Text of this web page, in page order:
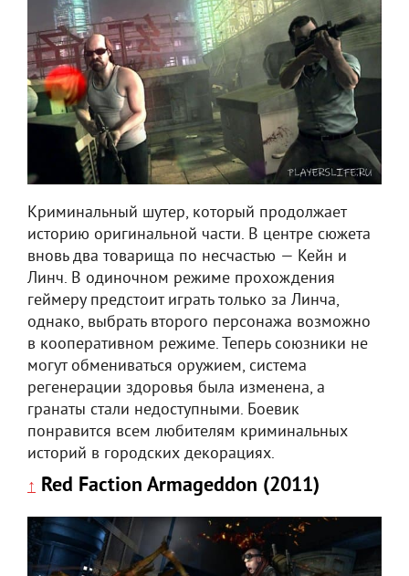
Криминальный шутер, который продолжает
историю оригинальной части. В центре сюжета
вновь два товарища по несчастью — Кейн и
Линч. В одиночном режиме прохождения
геймеру предстоит играть только за Линча,
однако, выбрать второго персонажа возможно
в кооперативном режиме. Теперь союзники не
могут обмениваться оружием, система
регенерации здоровья была изменена, а
гранаты стали недоступными. Боевик
понравится всем любителям криминальных
историй в городских декорациях.
↑ Red Faction Armageddon (2011)